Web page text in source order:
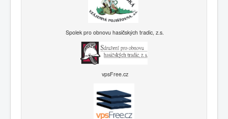
Spolek pro obnovu hasičských tradic, z.s.
vpsFree.cz